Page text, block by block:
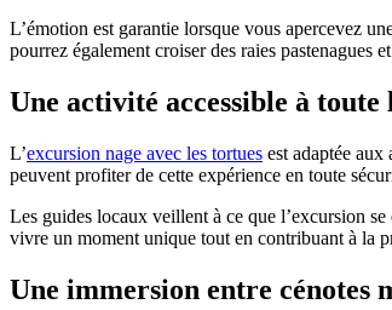
L’émotion est garantie lorsque vous apercevez
pourrez également croiser des raies pastenagues
Une activité accessible à
L’excursion nage avec les tortues est adaptée aux
peuvent profiter de cette expérience en toute
Les guides locaux veillent à ce que l’excursion
vivre un moment unique tout en contribuant à la
Une immersion entre cénotes